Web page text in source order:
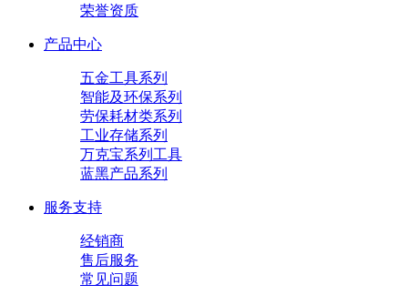
荣誉资质
产品中心
五金工具系列
智能及环保系列
劳保耗材类系列
工业存储系列
万克宝系列工具
蓝黑产品系列
服务支持
经销商
售后服务
常见问题